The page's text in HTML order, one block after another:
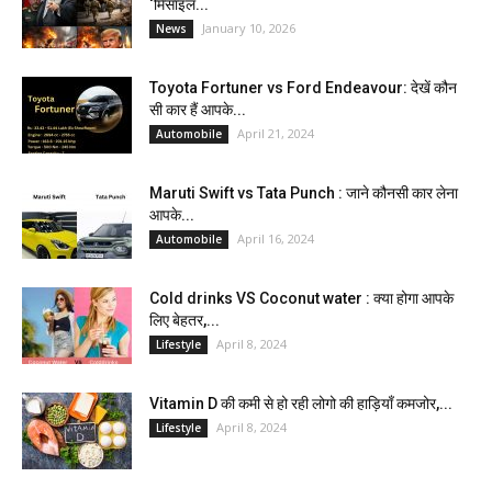
‘मिसाइल...
News January 10, 2026
Toyota Fortuner vs Ford Endeavour: देखें कौन
सी कार हैं आपके...
Automobile April 21, 2024
Maruti Swift vs Tata Punch : जाने कौनसी कार लेना
आपके...
Automobile April 16, 2024
Cold drinks VS Coconut water : क्या होगा आपके
लिए बेहतर,...
Lifestyle April 8, 2024
Vitamin D की कमी से हो रही लोगो की हाड़ियाँ कमजोर,...
Lifestyle April 8, 2024